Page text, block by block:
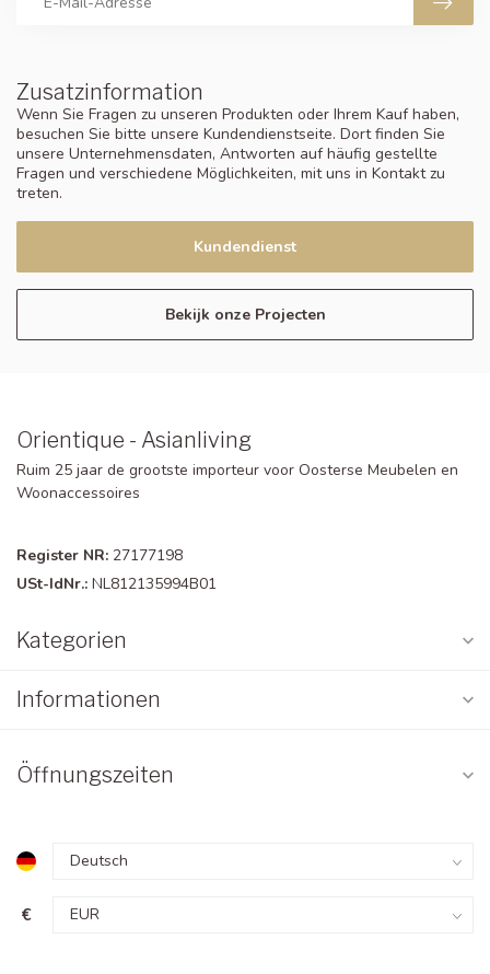
Zusatzinformation
Wenn Sie Fragen zu unseren Produkten oder Ihrem Kauf haben,
besuchen Sie bitte unsere Kundendienstseite. Dort finden Sie
unsere Unternehmensdaten, Antworten auf häufig gestellte
Fragen und verschiedene Möglichkeiten, mit uns in Kontakt zu
treten.
Kundendienst
Bekijk onze Projecten
Orientique - Asianliving
Ruim 25 jaar de grootste importeur voor Oosterse Meubelen en
Woonaccessoires
Register NR: 27177198
USt-IdNr.: NL812135994B01
Kategorien
Informationen
Öffnungszeiten
€